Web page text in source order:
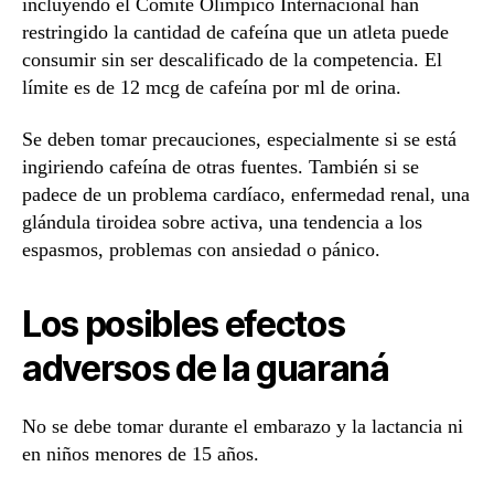
restringido la cantidad de cafeína que un atleta puede
consumir sin ser descalificado de la competencia. El
límite es de 12 mcg de cafeína por ml de orina.
Se deben tomar precauciones, especialmente si se está
ingiriendo cafeína de otras fuentes. También si se
padece de un problema cardíaco, enfermedad renal, una
glándula tiroidea sobre activa, una tendencia a los
espasmos, problemas con ansiedad o pánico.
Los posibles efectos
adversos de la guaraná
No se debe tomar durante el embarazo y la lactancia ni
en niños menores de 15 años.